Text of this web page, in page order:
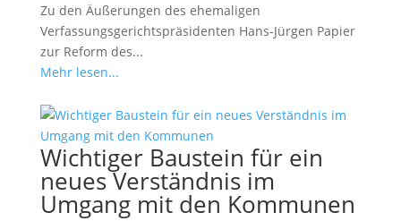
Zu den Äußerungen des ehemaligen
Verfassungsgerichtspräsidenten Hans-Jürgen Papier
zur Reform des...
Mehr lesen...
Wichtiger Baustein für ein
neues Verständnis im
Umgang mit den Kommunen